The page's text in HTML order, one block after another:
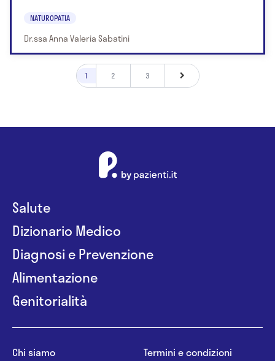
NATUROPATIA
Dr.ssa Anna Valeria Sabatini
1 2 3
Salute
Dizionario Medico
Diagnosi e Prevenzione
Alimentazione
Genitorialità
Chi siamo
Termini e condizioni